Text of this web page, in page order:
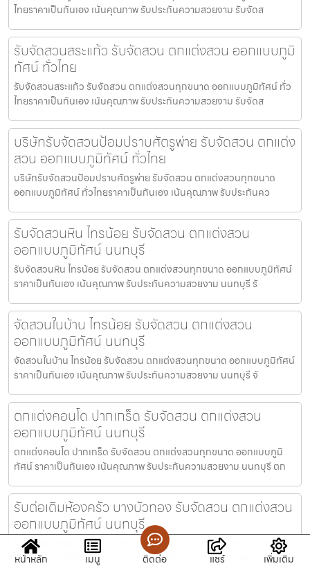
ไทยราคาเป็นกันเอง เน้นคุณภาพ รับประกันความสวยงาม รับจัดส
รับจัดสวนสระแก้ว รับจัดสวน ตกแต่งสวน ออกแบบภูมิ
ทัศน์ ทั่วไทย
รับจัดสวนสระแก้ว รับจัดสวน ตกแต่งสวนทุกขนาด ออกแบบภูมิทัศน์ ทั่ว
ไทยราคาเป็นกันเอง เน้นคุณภาพ รับประกันความสวยงาม รับจัดส
บริษัทรับจัดสวนป้อมปราบศัตรูพ่าย รับจัดสวน ตกแต่ง
สวน ออกแบบภูมิทัศน์ ทั่วไทย
บริษัทรับจัดสวนป้อมปราบศัตรูพ่าย รับจัดสวน ตกแต่งสวนทุกขนาด
ออกแบบภูมิทัศน์ ทั่วไทยราคาเป็นกันเอง เน้นคุณภาพ รับประกันคว
รับจัดสวนหิน ไทรน้อย รับจัดสวน ตกแต่งสวน
ออกแบบภูมิทัศน์ นนทบุรี
รับจัดสวนหิน ไทรน้อย รับจัดสวน ตกแต่งสวนทุกขนาด ออกแบบภูมิทัศน์
ราคาเป็นกันเอง เน้นคุณภาพ รับประกันความสวยงาม นนทบุรี รั
จัดสวนในบ้าน ไทรน้อย รับจัดสวน ตกแต่งสวน
ออกแบบภูมิทัศน์ นนทบุรี
จัดสวนในบ้าน ไทรน้อย รับจัดสวน ตกแต่งสวนทุกขนาด ออกแบบภูมิทัศน์
ราคาเป็นกันเอง เน้นคุณภาพ รับประกันความสวยงาม นนทบุรี จั
ตกแต่งคอนโด ปากเกร็ด รับจัดสวน ตกแต่งสวน
ออกแบบภูมิทัศน์ นนทบุรี
ตกแต่งคอนโด ปากเกร็ด รับจัดสวน ตกแต่งสวนทุกขนาด ออกแบบภูมิ
ทัศน์ ราคาเป็นกันเอง เน้นคุณภาพ รับประกันความสวยงาม นนทบุรี ตก
รับต่อเติมห้องครัว บางบัวทอง รับจัดสวน ตกแต่งสวน
ออกแบบภูมิทัศน์ นนทบุรี
รับต่อเติมห้องครัว บางบัวทอง รับจัดสวน ตกแต่งสวนทุกขนาด ออกแบบ
ภูมิทัศน์ ราคาเป็นกันเอง เน้นคุณภาพ รับประกันความสวยงาม นน
หน้าหลัก เมนู ติดต่อ แชร์ เพิ่มเติม